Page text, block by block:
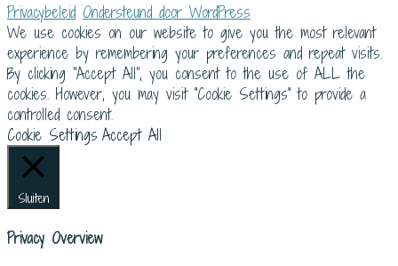
Privacybeleid Ondersteund door WordPress
We use cookies on our website to give you the most relevant
experience by remembering your preferences and repeat visits.
By clicking “Accept All”, you consent to the use of ALL the
cookies. However, you may visit "Cookie Settings" to provide a
controlled consent.
Cookie Settings Accept All
Sluiten
Privacy Overview